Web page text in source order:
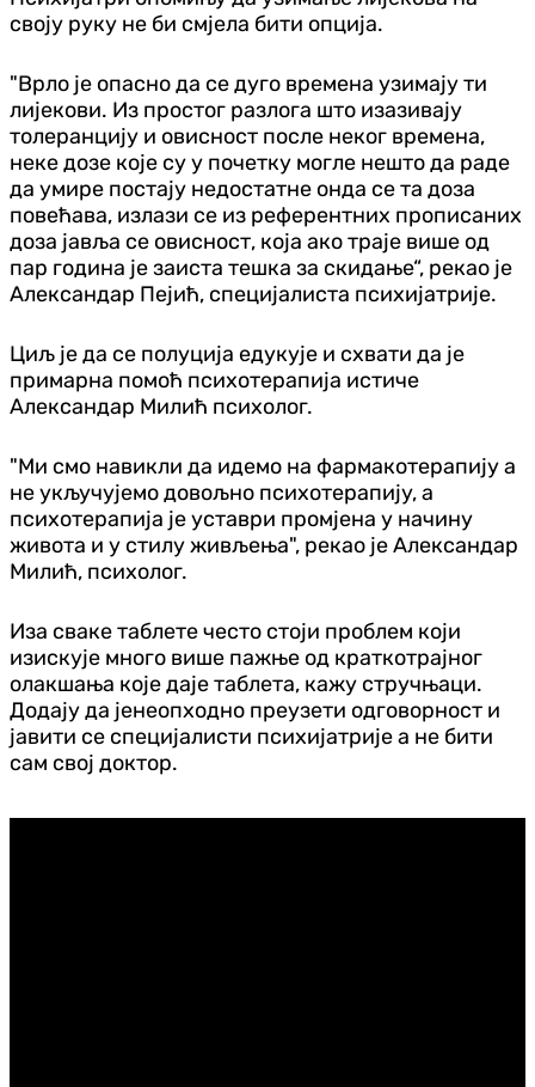
своју руку не би смјела бити опција.
"Врло је опасно да се дуго времена узимају ти
лијекови. Из простог разлога што изазивају
толеранцију и овисност после неког времена,
неке дозе које су у почетку могле нешто да раде
да умире постају недостатне онда се та доза
повећава, излази се из референтних прописаних
доза јавља се овисност, која ако траје више од
пар година је заиста тешка за скидање“, рекао је
Александар Пејић, специјалиста психијатрије.
Циљ је да се полуција едукује и схвати да је
примарна помоћ психотерапија истиче
Александар Милић психолог.
"Ми смо навикли да идемо на фармакотерапију а
не укључујемо довољно психотерапију, а
психотерапија је уставри промјена у начину
живота и у стилу живљења", рекао је Александар
Милић, психолог.
Иза сваке таблете често стоји проблем који
изискује много више пажње од краткотрајног
олакшања које даје таблета, кажу стручњаци.
Додају да јенеопходно преузети одговорност и
јавити се специјалисти психијатрије а не бити
сам свој доктор.